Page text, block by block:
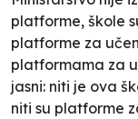
platforme, škole
platforme za
platformama za
jasni: niti je ova
niti su platforme